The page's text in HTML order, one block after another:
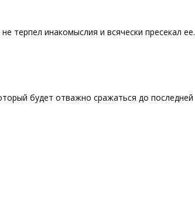
терпел инакомыслия и всячески пресекал еe.
будет отважно сражаться до последней